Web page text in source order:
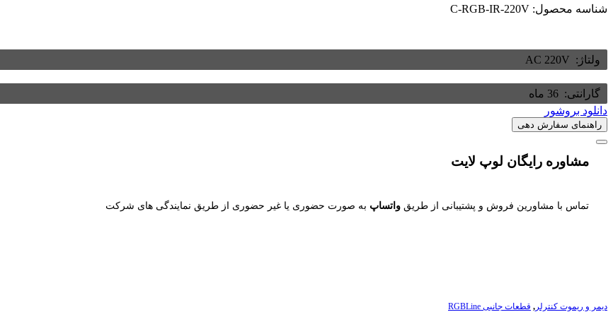
شناسه محصول: C-RGB-IR-220V
ولتاژ: ‌ AC 220V
گارانتی: ‌ 36 ماه
دانلود بروشور
راهنمای سفارش دهی
مشاوره رایگان لوپ لایت
تماس با مشاورین فروش و پشتیبانی از طریق واتساپ به صورت حضوری یا غیر حضوری از طریق نمایندگی های شرکت
دیمر و ریموت کنترلر , قطعات جانبی RGBLine